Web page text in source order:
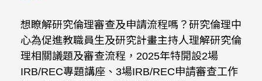
想瞭解研究倫理審查及申請流程嗎？研究倫理中
心為促進教職員生及研究計畫主持人理解研究倫
理相關議題及審查流程，2025年特開設2場
IRB/REC專題講座、3場IRB/REC申請審查工作